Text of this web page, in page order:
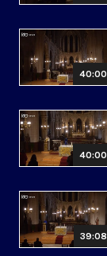
40:00
40:00
39:08